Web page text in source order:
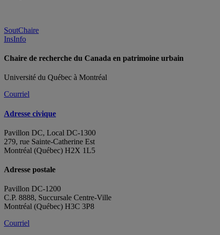
SoutChaire
InsInfo
Chaire de recherche du Canada en patrimoine urbain
Université du Québec à Montréal
Courriel
Adresse civique
Pavillon DC, Local DC-1300
279, rue Sainte-Catherine Est
Montréal (Québec) H2X 1L5
Adresse postale
Pavillon DC-1200
C.P. 8888, Succursale Centre-Ville
Montréal (Québec) H3C 3P8
Courriel